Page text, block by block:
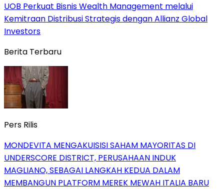
UOB Perkuat Bisnis Wealth Management melalui
Kemitraan Distribusi Strategis dengan Allianz Global
Investors
Berita Terbaru
Pers Rilis
MONDEVITA MENGAKUISISI SAHAM MAYORITAS DI
UNDERSCORE DISTRICT, PERUSAHAAN INDUK
MAGLIANO, SEBAGAI LANGKAH KEDUA DALAM
MEMBANGUN PLATFORM MEREK MEWAH ITALIA BARU